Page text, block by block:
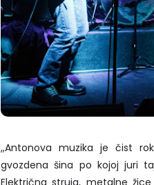
,,Antonova muzika je čist
gvozdena šina po kojoj juri
Električna struja, metalne